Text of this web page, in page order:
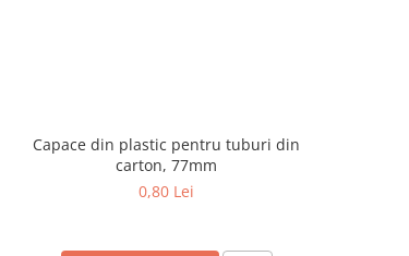
Capace din plastic pentru tuburi din
carton, 77mm
0,80 Lei